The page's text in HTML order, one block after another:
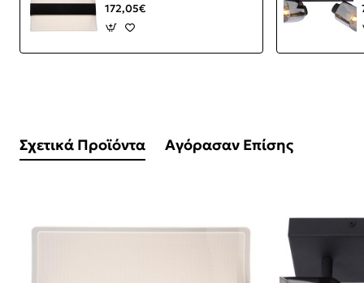
172,05€
Σχετικά Προϊόντα Αγόρασαν Επίσης